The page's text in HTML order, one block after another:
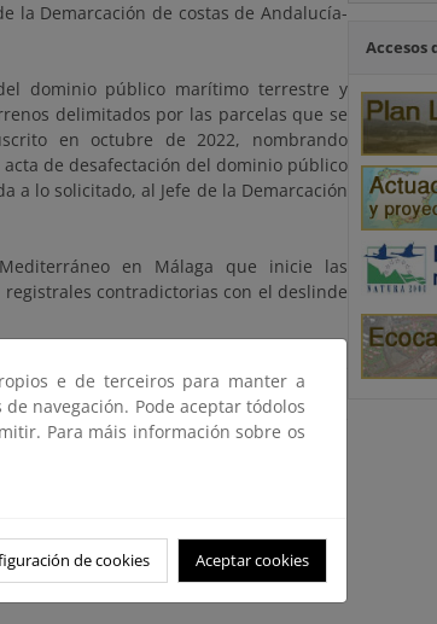
la Demarcación de costas de Andalucía-
dominio público marítimo terrestre y
delimitados por las parcelas que se
en octubre de 2022, nombrando
de desafectación del dominio público
a lo solicitado, al Jefe de la Demarcación
en Málaga que inicie las
contradictorias con el deslinde
pudieran acreditar su inclusión en
primera de la Ley 22/1988, de 28 de
Accesos
e de terceiros para manter a
navegación. Pode aceptar tódolos
Para máis información sobre os
de cookies Aceptar cookies